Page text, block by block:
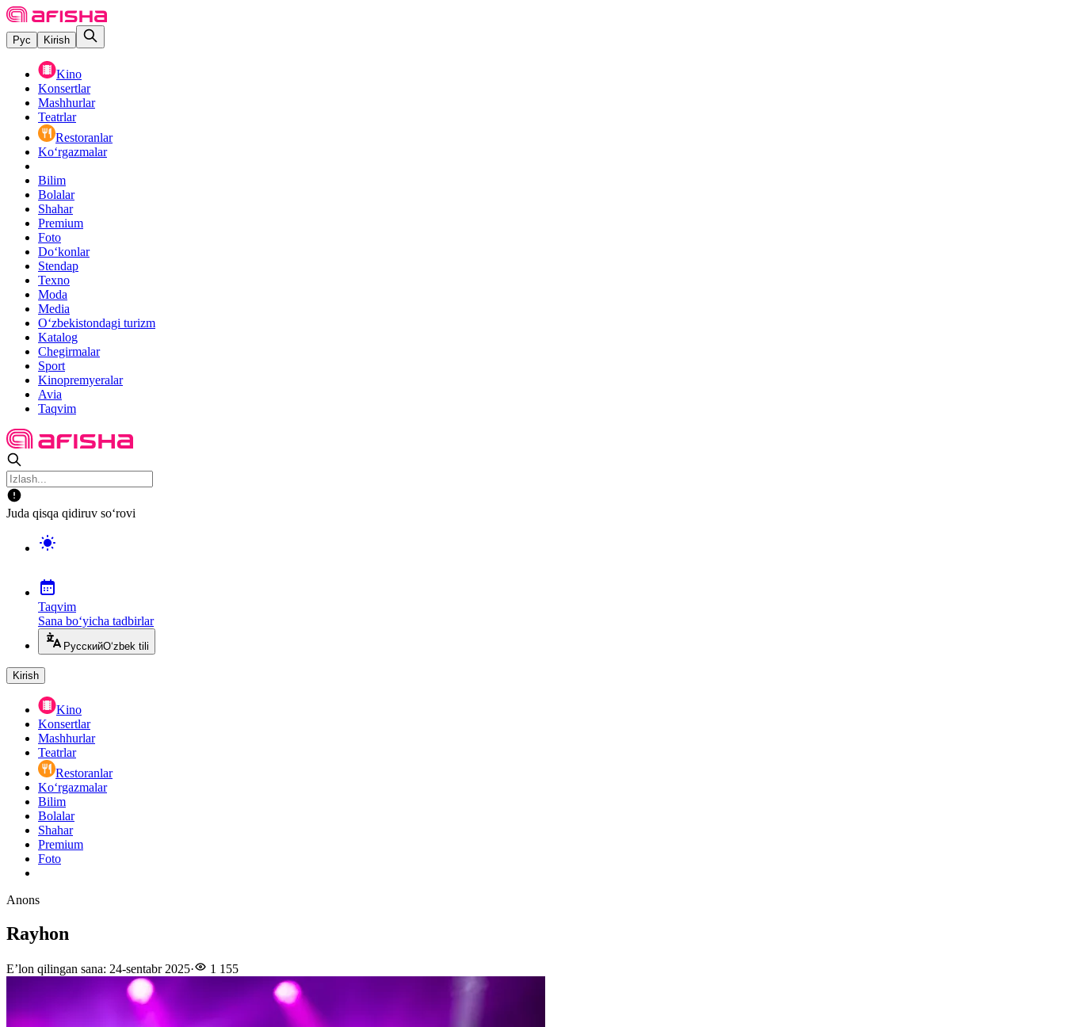
Рус Kirish
Kino
Konsertlar
Mashhurlar
Teatrlar
Restoranlar
Ko‘rgazmalar
Bilim
Bolalar
Shahar
Premium
Foto
Do‘konlar
Stendap
Texno
Moda
Media
O‘zbekistondagi turizm
Katalog
Chegirmalar
Sport
Kinopremyeralar
Avia
Taqvim
Juda qisqa qidiruv so‘rovi
Taqvim
Sana bo‘yicha tadbirlar
РусскийO‘zbek tili
Kirish
Kino
Konsertlar
Mashhurlar
Teatrlar
Restoranlar
Ko‘rgazmalar
Bilim
Bolalar
Shahar
Premium
Foto
Anons
Rayhon
E’lon qilingan sana: 24-sentabr 2025· 1 155